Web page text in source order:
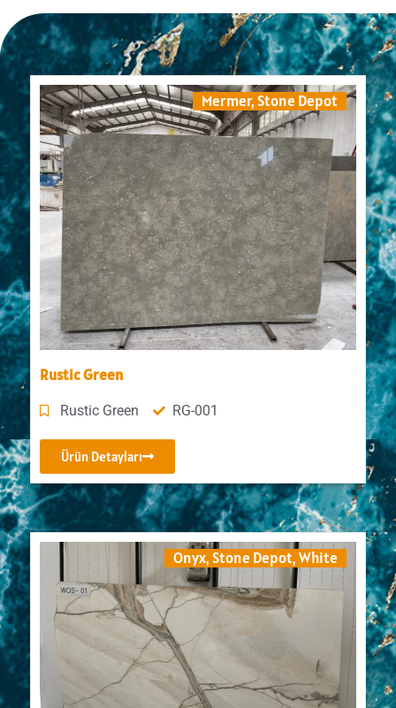
Mermer,Stone Depot
Rustic Green
Rustic Green RG-001
Ürün Detayları
Onyx,Stone Depot,White